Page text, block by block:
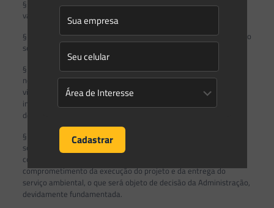
§ 1º O valor resultante do desconto não poderá ser inferior ao
valor mínimo legal aplicável à infração.
§ 2º No caso de infrações sem intervalos de mínimo e máximo, não
se aplica o § 1º.
§ 3º Na hipótese prevista nos incisos III e IV, o valor consolidado
nominal da multa a ser convertida poderá ser parcelado em até
vinte e quatro parcelas mensais e sucessivas, sobre as quais
incidirá reajuste mensal com base na variação do Índice Nacional
de Preços ao Consumidor Amplo – IPCA.
§ 4º O parcelamento mencionado no parágrafo anterior deverá
ser expressamente requerido pelo autuado no ato do pedido de
conversão da multa, e estará condicionado ao não
comprometimento da execução do projeto e da entrega do
serviço ambiental, o que será objeto de decisão da Administração,
devidamente fundamentada.